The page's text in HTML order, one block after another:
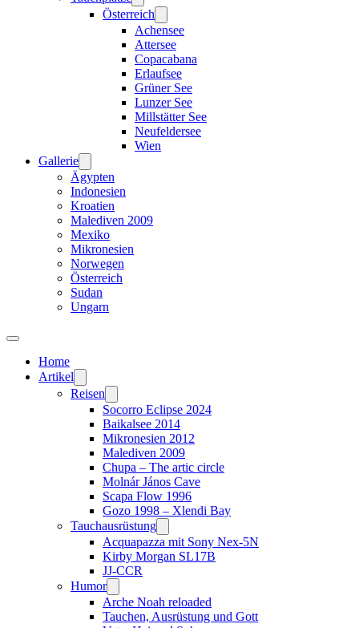
Österreich
Achensee
Attersee
Copacabana
Erlaufsee
Grüner See
Lunzer See
Millstätter See
Neufeldersee
Wien
Gallerie
Ägypten
Indonesien
Kroatien
Malediven 2009
Mexiko
Mikronesien
Norwegen
Österreich
Sudan
Ungarn
Home
Artikel
Reisen
Socorro Eclipse 2024
Baikalsee 2014
Mikronesien 2012
Malediven 2009
Chupa – The artic circle
Molnár János Cave
Scapa Flow 1996
Gozo 1998 – Xlendi Bay
Tauchausrüstung
Acquapazza mit Sony Nex-5N
Kirby Morgan SL17B
JJ-CCR
Humor
Arche Noah reloaded
Tauchen, Ausrüstung und Gott